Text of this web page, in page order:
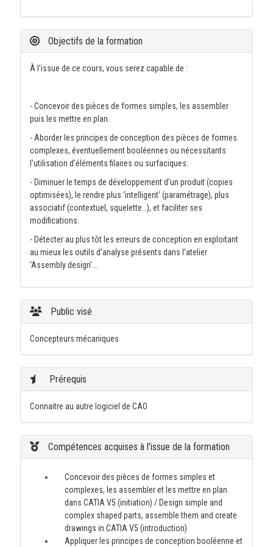
Objectifs de la formation
À l'issue de ce cours, vous serez capable de :
- Concevoir des pièces de formes simples, les assembler
puis les mettre en plan.
- Aborder les principes de conception des pièces de formes
complexes, éventuellement booléennes ou nécessitants
l'utilisation d'éléments filaires ou surfaciques.
- Diminuer le temps de développement d'un produit (copies
optimisées), le rendre plus ‘intelligent' (paramétrage), plus
associatif (contextuel, squelette…), et faciliter ses
modifications.
- Détecter au plus tôt les erreurs de conception en exploitant
au mieux les outils d'analyse présents dans l'atelier
‘Assembly design'….
Public visé
Concepteurs mécaniques
Prérequis
Connaitre au autre logiciel de CAO
Compétences acquises à l'issue de la formation
Concevoir des pièces de formes simples et
complexes, les assembler et les mettre en plan
dans CATIA V5 (initiation) / Design simple and
complex shaped parts, assemble them and create
drawings in CATIA V5 (introduction)
Appliquer les principes de conception booléenne et